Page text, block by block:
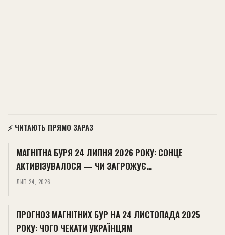
⚡ ЧИТАЮТЬ ПРЯМО ЗАРАЗ
МАГНІТНА БУРЯ 24 ЛИПНЯ 2026 РОКУ: СОНЦЕ
АКТИВІЗУВАЛОСЯ — ЧИ ЗАГРОЖУЄ…
ЛИП 24, 2026
ПРОГНОЗ МАГНІТНИХ БУР НА 24 ЛИСТОПАДА 2025
РОКУ: ЧОГО ЧЕКАТИ УКРАЇНЦЯМ